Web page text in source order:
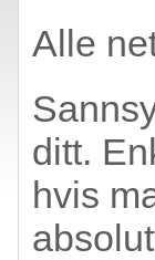
Alle
ditt.
hvis